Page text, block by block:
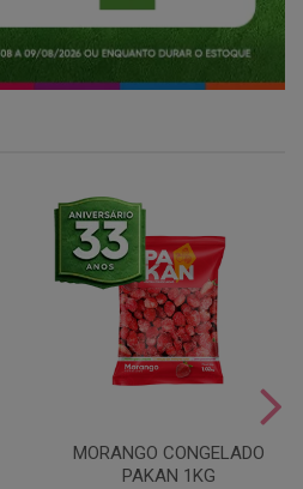
MORANGO CONGELADO
PAKAN 1KG